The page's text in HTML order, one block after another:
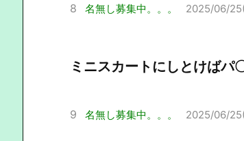
8 名無し募集中。。。 2025/06/
ミニスカートにしとけばパ
9 名無し募集中。。。 2025/06/